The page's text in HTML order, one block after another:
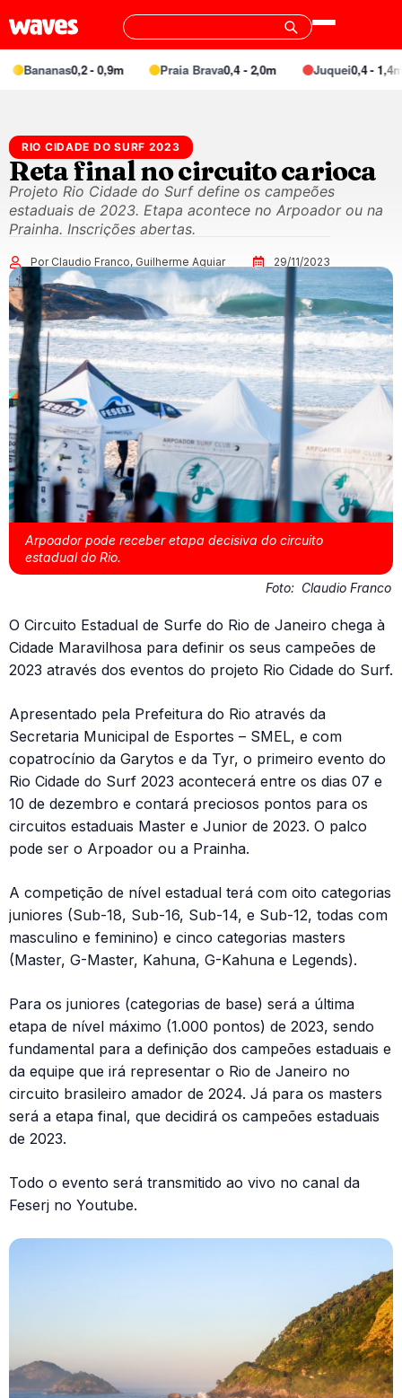
Bananas0,2 - 0,9m Praia Brava0,4 - 2,0m Juquei0,4 - 1,4m
RIO CIDADE DO SURF 2023
Reta final no circuito carioca
Projeto Rio Cidade do Surf define os campeões
estaduais de 2023. Etapa acontece no Arpoador ou na
Prainha. Inscrições abertas.
Por Claudio Franco, Guilherme Aguiar 29/11/2023
Arpoador pode receber etapa decisiva do circuito
estadual do Rio.
Foto: Claudio Franco
O Circuito Estadual de Surfe do Rio de Janeiro chega à
Cidade Maravilhosa para definir os seus campeões de
2023 através dos eventos do projeto Rio Cidade do Surf.
Apresentado pela Prefeitura do Rio através da
Secretaria Municipal de Esportes – SMEL, e com
copatrocínio da Garytos e da Tyr, o primeiro evento do
Rio Cidade do Surf 2023 acontecerá entre os dias 07 e
10 de dezembro e contará preciosos pontos para os
circuitos estaduais Master e Junior de 2023. O palco
pode ser o Arpoador ou a Prainha.
A competição de nível estadual terá com oito categorias
juniores (Sub-18, Sub-16, Sub-14, e Sub-12, todas com
masculino e feminino) e cinco categorias masters
(Master, G-Master, Kahuna, G-Kahuna e Legends).
Para os juniores (categorias de base) será a última
etapa de nível máximo (1.000 pontos) de 2023, sendo
fundamental para a definição dos campeões estaduais e
da equipe que irá representar o Rio de Janeiro no
circuito brasileiro amador de 2024. Já para os masters
será a etapa final, que decidirá os campeões estaduais
de 2023.
Todo o evento será transmitido ao vivo no canal da
Feserj no Youtube.